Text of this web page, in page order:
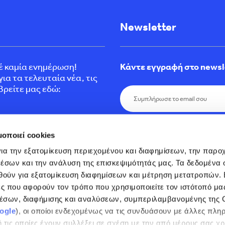
cookies
την εξατομίκευση περιεχομένου και διαφημίσεων, την
και την ανάλυση της επισκεψιμότητάς μας. Τα δεδομένα
για εξατομίκευση διαφημίσεων και μέτρηση μετατροπών.
που αφορούν τον τρόπο που χρησιμοποιείτε τον ιστότοπό
διαφήμισης και αναλύσεων, συμπεριλαμβανομένης της
), οι οποίοι ενδεχομένως να τις συνδυάσουν με άλλες
οποίες έχουν συλλέξει σε σχέση με την από μέρους σας
καμία ενημέρωση!
τα τελευταία νέα, τις
μας εδώ:
Newsletter
Κάντε εγγραφή στο
Εγγραφείτε σήμερα στο
προσφορές, τελευταία
και μείνετε ενήμεροι.